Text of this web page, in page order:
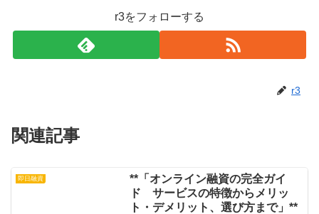
r3をフォローする
r3
関連記事
即日融資
**「オンライン融資の完全ガイ
ド サービスの特徴からメリッ
ト・デメリット、選び方まで」**